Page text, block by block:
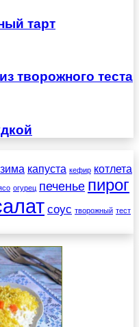
тарт
творожного теста
зима капуста кефир котлета
огурец печенье пирог
соус творожный тест